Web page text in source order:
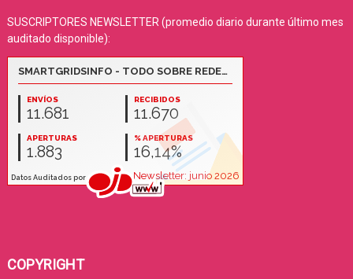
SUSCRIPTORES NEWSLETTER (promedio diario durante último mes
auditado disponible):
COPYRIGHT